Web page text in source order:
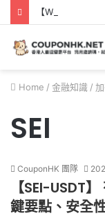
Home / 金融知識 /
SEI
CouponHK 團隊
【SEI-USDT
鍵要點、安全